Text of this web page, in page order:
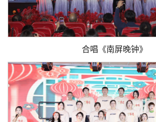
合唱《南屏晚钟》